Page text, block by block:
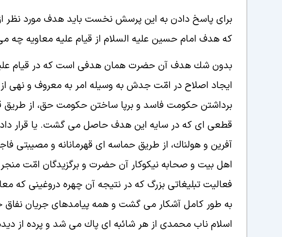
براى پاسخ دادن به اين پرسش نخست بايد هدف مورد نظر
كه هدف امام حسين عليه السلام از قيام عليه معاويه چه
بدون شك هدف آن حضرت همان هدفى است كه در قيام عليه
ايجاد اصلاح در امّت جدش به وسيله امر به معروف و نهى از
برداشتن حكومت فاسد و برپا ساختن حكومت حق، از طريق
قطعى اى كه در سايه اين هدف حاصل مى گشت. يا قرار
آفرين و هولناك، از طريق حماسه اى قهرمانانه و مصيبتى
اهل بيت و صحابه نيكوكار آن حضرت و برگزيدگان امّت
فعاليت تبليغاتى بزرگ كه در نتيجه آن چهره دروغينى كه
به طور كامل آشكار مى گشت و همه پيامدهاى جريان
اسلام ناب محمدى از هر شائبه اى پاك مى شد و پرده از